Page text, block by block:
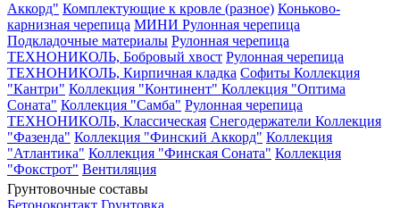
Аккорд" Комплектующие к кровле (разное) Коньково-
карнизная черепица МИНИ Рулонная черепица
Подкладочные материалы Рулонная черепица
ТЕХНОНИКОЛЬ, Бобровый хвост Рулонная черепица
ТЕХНОНИКОЛЬ, Кирпичная кладка Софиты Коллекция
"Кантри" Коллекция "Континент" Коллекция "Оптима
Соната" Коллекция "Самба" Рулонная черепица
ТЕХНОНИКОЛЬ, Классическая Снегодержатели Коллекция
"Фазенда" Коллекция "Финский Аккорд" Коллекция
"Атлантика" Коллекция "Финская Соната" Коллекция
"Фокстрот" Вентиляция
Грунтовочные составы
Бетоноконтакт Грунтовка